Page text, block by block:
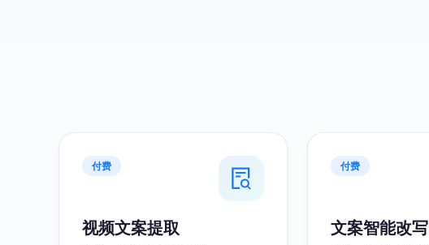
付费
视频文案提取
付费
文案智能改写